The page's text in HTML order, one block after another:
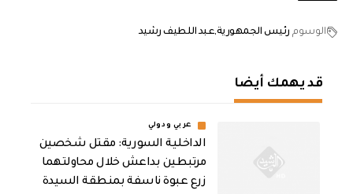
الوسوم رئيس الجمهوريةعبد اللطيف رشيد
قد يهمك أيضا
عربي ودولي
الداخلية السورية: مقتل شخصين
مرتبطين بداعش خلال محاولتهما
زرع عبوة ناسفة بمنطقة السيدة